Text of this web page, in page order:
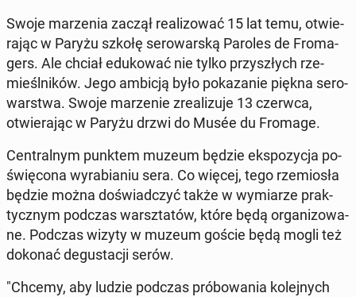
Swoje ma­rze­nia zaczął re­ali­zo­wać 15 lat temu, otwie­
ra­jąc w Paryżu szkołę se­ro­war­ską Paroles de Fro­ma­
gers. Ale chciał edu­ko­wać nie tylko przy­szłych rze­
mieśl­ni­ków. Jego ambicją było po­ka­za­nie piękna se­ro­
war­stwa. Swoje ma­rze­nie zre­ali­zu­je 13 czerwca,
otwie­ra­jąc w Paryżu drzwi do Musée du Fromage.
Cen­tral­nym punktem muzeum będzie eks­po­zy­cja po­
świę­co­na wy­ra­bia­niu sera. Co więcej, tego rze­mio­sła
będzie można do­świad­czyć także w wy­mia­rze prak­
tycz­nym podczas warsz­ta­tów, które będą or­ga­ni­zo­wa­
ne. Podczas wizyty w muzeum goście będą mogli też
dokonać de­gu­sta­cji serów.
"Chcemy, aby ludzie podczas pró­bo­wa­nia ko­lej­nych